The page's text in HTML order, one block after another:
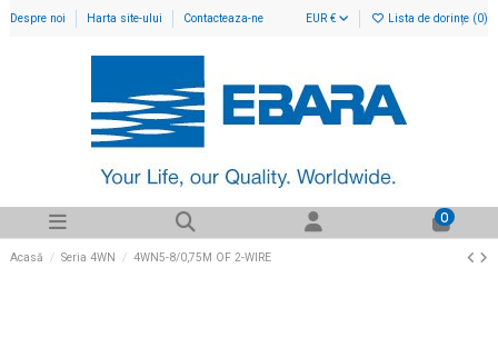
Despre noi Harta site-ului Contacteaza-ne EUR € Lista de dorințe (0)
0
Acasă Seria 4WN 4WN5-8/0,75M OF 2-WIRE